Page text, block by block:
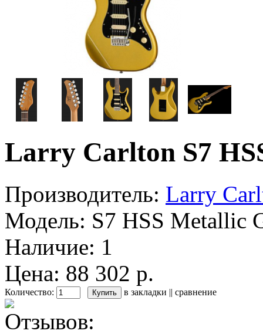
Larry Carlton S7
Производитель: Larry
Модель: S7 HSS Metallic
Наличие: 1
Цена: 88 302 р.
Количество: в закладки || сравнение